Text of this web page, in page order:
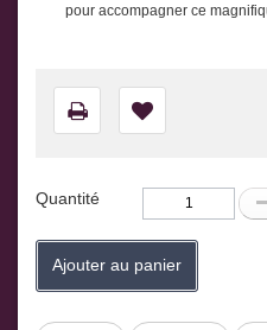
pour accompagner ce
Quantité
Ajouter au panier